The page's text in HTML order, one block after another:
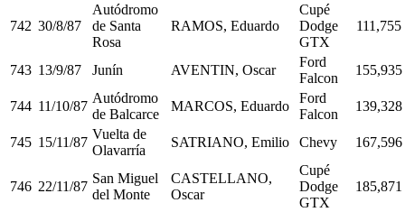
742 30/8/87
Autódromo
de Santa
Rosa
RAMOS, Eduardo
Cupé
Dodge
GTX
111,755
743 13/9/87 Junín AVENTIN, Oscar
Ford
Falcon
155,935
744 11/10/87
Autódromo
de Balcarce
MARCOS, Eduardo
Ford
Falcon
139,328
745 15/11/87
Vuelta de
Olavarría
SATRIANO, Emilio Chevy 167,596
746 22/11/87
San Miguel
del Monte
CASTELLANO,
Oscar
Cupé
Dodge
GTX
185,871